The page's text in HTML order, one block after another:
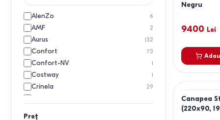
AlenZo 6
AMF 2
Aurus 132
Confort 73
Confort-NV 1
Costway 1
Crinela 29
Preț
Negru
9400 Lei
Canapea
(220x90,